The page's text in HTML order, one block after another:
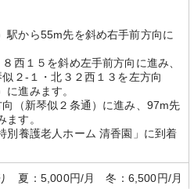
駅から55m先を斜め右手前方向に
西１５を斜め左手前方向に進み、
２-１・北３２西１３を左方向
に進みます。
（新琴似２条通）に進み、97m先
ます。
別養護老人ホーム 清香園」に到着
夏：5,000円/月 冬：6,500円/月